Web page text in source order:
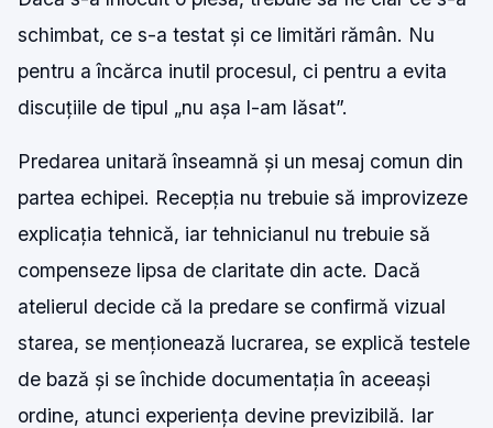
schimbat, ce s-a testat și ce limitări rămân. Nu
pentru a încărca inutil procesul, ci pentru a evita
discuțiile de tipul „nu așa l-am lăsat”.
Predarea unitară înseamnă și un mesaj comun din
partea echipei. Recepția nu trebuie să improvizeze
explicația tehnică, iar tehnicianul nu trebuie să
compenseze lipsa de claritate din acte. Dacă
atelierul decide că la predare se confirmă vizual
starea, se menționează lucrarea, se explică testele
de bază și se închide documentația în aceeași
ordine, atunci experiența devine previzibilă. Iar